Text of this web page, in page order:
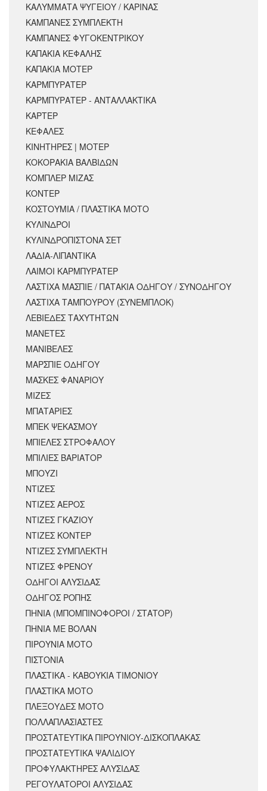
ΚΑΛΥΜΜΑΤΑ ΨΥΓΕΙΟΥ / ΚΑΡΙΝΑΣ
ΚΑΜΠΑΝΕΣ ΣΥΜΠΛΕΚΤΗ
ΚΑΜΠΑΝΕΣ ΦΥΓΟΚΕΝΤΡΙΚΟΥ
ΚΑΠΑΚΙΑ ΚΕΦΑΛΗΣ
ΚΑΠΑΚΙΑ ΜΟΤΕΡ
ΚΑΡΜΠΥΡΑΤΕΡ
ΚΑΡΜΠΥΡΑΤΕΡ - ΑΝΤΑΛΛΑΚΤΙΚΑ
ΚΑΡΤΕΡ
ΚΕΦΑΛΕΣ
ΚΙΝΗΤΗΡΕΣ | ΜΟΤΕΡ
ΚΟΚΟΡΑΚΙΑ ΒΑΛΒΙΔΩΝ
ΚΟΜΠΛΕΡ ΜΙΖΑΣ
ΚΟΝΤΕΡ
ΚΟΣΤΟΥΜΙΑ / ΠΛΑΣΤΙΚΑ ΜΟΤΟ
ΚΥΛΙΝΔΡΟΙ
ΚΥΛΙΝΔΡΟΠΙΣΤΟΝΑ ΣΕΤ
ΛΑΔΙΑ-ΛΙΠΑΝΤΙΚΑ
ΛΑΙΜΟΙ ΚΑΡΜΠΥΡΑΤΕΡ
ΛΑΣΤΙΧΑ ΜΑΣΠΙΕ / ΠΑΤΑΚΙΑ ΟΔΗΓΟΥ / ΣΥΝΟΔΗΓΟΥ
ΛΑΣΤΙΧΑ ΤΑΜΠΟΥΡΟΥ (ΣΥΝΕΜΠΛΟΚ)
ΛΕΒΙΕΔΕΣ ΤΑΧΥΤΗΤΩΝ
ΜΑΝΕΤΕΣ
ΜΑΝΙΒΕΛΕΣ
ΜΑΡΣΠΙΕ ΟΔΗΓΟΥ
ΜΑΣΚΕΣ ΦΑΝΑΡΙΟΥ
ΜΙΖΕΣ
ΜΠΑΤΑΡΙΕΣ
ΜΠΕΚ ΨΕΚΑΣΜΟΥ
ΜΠΙΕΛΕΣ ΣΤΡΟΦΑΛΟΥ
ΜΠΙΛΙΕΣ ΒΑΡΙΑΤΟΡ
ΜΠΟΥΖΙ
ΝΤΙΖΕΣ
ΝΤΙΖΕΣ ΑΕΡΟΣ
ΝΤΙΖΕΣ ΓΚΑΖΙΟΥ
ΝΤΙΖΕΣ ΚΟΝΤΕΡ
ΝΤΙΖΕΣ ΣΥΜΠΛΕΚΤΗ
ΝΤΙΖΕΣ ΦΡΕΝΟΥ
ΟΔΗΓΟΙ ΑΛΥΣΙΔΑΣ
ΟΔΗΓΟΣ ΡΟΠΗΣ
ΠΗΝΙΑ (ΜΠΟΜΠΙΝΟΦΟΡΟΙ / ΣΤΑΤΟΡ)
ΠΗΝΙΑ ΜΕ ΒΟΛΑΝ
ΠΙΡΟΥΝΙΑ ΜΟΤΟ
ΠΙΣΤΟΝΙΑ
ΠΛΑΣΤΙΚΑ - ΚΑΒΟΥΚΙΑ ΤΙΜΟΝΙΟΥ
ΠΛΑΣΤΙΚΑ ΜΟΤΟ
ΠΛΕΞΟΥΔΕΣ ΜΟΤΟ
ΠΟΛΛΑΠΛΑΣΙΑΣΤΕΣ
ΠΡΟΣΤΑΤΕΥΤΙΚΑ ΠΙΡΟΥΝΙΟΥ-ΔΙΣΚΟΠΛΑΚΑΣ
ΠΡΟΣΤΑΤΕΥΤΙΚΑ ΨΑΛΙΔΙΟΥ
ΠΡΟΦΥΛΑΚΤΗΡΕΣ ΑΛΥΣΙΔΑΣ
ΡΕΓΟΥΛΑΤΟΡΟΙ ΑΛΥΣΙΔΑΣ